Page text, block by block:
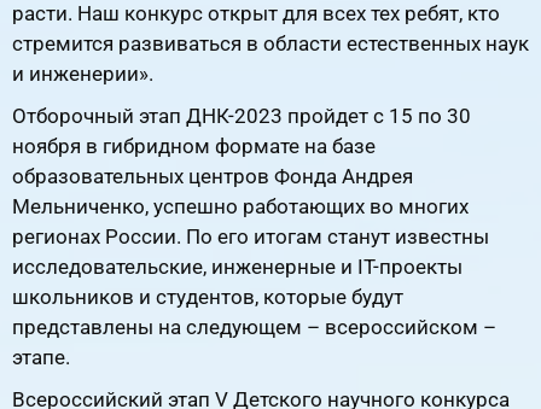
расти. Наш конкурс открыт для всех тех ребят, кто
стремится развиваться в области естественных наук
и инженерии».
Отборочный этап ДНК-2023 пройдет с 15 по 30
ноября в гибридном формате на базе
образовательных центров Фонда Андрея
Мельниченко, успешно работающих во многих
регионах России. По его итогам станут известны
исследовательские, инженерные и IT-проекты
школьников и студентов, которые будут
представлены на следующем – всероссийском –
этапе.
Всероссийский этап V Детского научного конкурса